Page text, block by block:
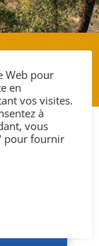
Web pour
en
vos visites.
à
vous
pour fournir